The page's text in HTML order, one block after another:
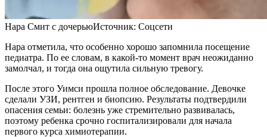
Нара Смит с дочерьюИсточник: Соцсети
Нара отметила, что особенно хорошо запомнила посещение
педиатра. По ее словам, в какой-то момент врач неожиданно
замолчал, и тогда она ощутила сильную тревогу.
После этого Уимси прошла полное обследование. Девочке
сделали УЗИ, рентген и биопсию. Результаты подтвердили
опасения семьи: болезнь уже стремительно развивалась,
поэтому ребенка срочно госпитализировали для начала
первого курса химиотерапии.